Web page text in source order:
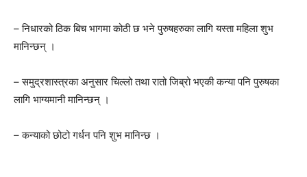
– निधारको ठिक बिच भागमा कोठी छ भने पुरुषहरुका लागि यस्ता महिला शुभ
मानिन्छन् ।
– समुद्रशास्‍त्रका अनुसार चिल्लो तथा रातो जिब्रो भएकी कन्या पनि पुरुषका
लागि भाग्यमानी मानिन्छन् ।
– कन्याको छोटो गर्धन पनि शुभ मानिन्छ ।